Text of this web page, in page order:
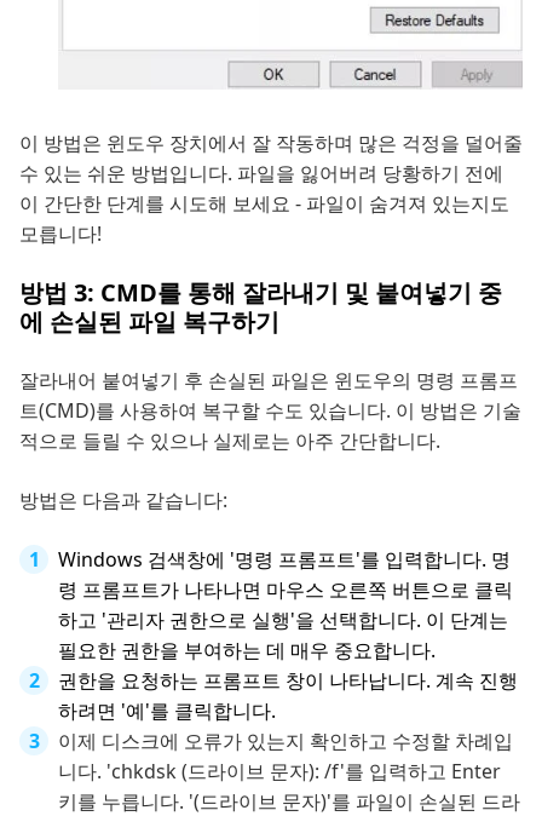
이 방법은 윈도우 장치에서 잘 작동하며 많은 걱정을 덜어줄
수 있는 쉬운 방법입니다. 파일을 잃어버려 당황하기 전에
이 간단한 단계를 시도해 보세요 - 파일이 숨겨져 있는지도
모릅니다!
방법 3: CMD를 통해 잘라내기 및 붙여넣기 중
에 손실된 파일 복구하기
잘라내어 붙여넣기 후 손실된 파일은 윈도우의 명령 프롬프
트(CMD)를 사용하여 복구할 수도 있습니다. 이 방법은 기술
적으로 들릴 수 있으나 실제로는 아주 간단합니다.
방법은 다음과 같습니다:
Windows 검색창에 '명령 프롬프트'를 입력합니다. 명
령 프롬프트가 나타나면 마우스 오른쪽 버튼으로 클릭
하고 '관리자 권한으로 실행'을 선택합니다. 이 단계는
필요한 권한을 부여하는 데 매우 중요합니다.
권한을 요청하는 프롬프트 창이 나타납니다. 계속 진행
하려면 '예'를 클릭합니다.
이제 디스크에 오류가 있는지 확인하고 수정할 차례입
니다. 'chkdsk (드라이브 문자): /f'를 입력하고 Enter
키를 누릅니다. '(드라이브 문자)'를 파일이 손실된 드라